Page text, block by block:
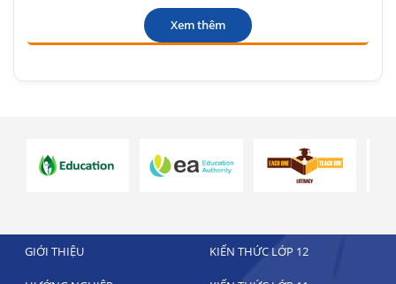
Xem thêm
GIỚI THIỆU KIẾN THỨC LỚP 12